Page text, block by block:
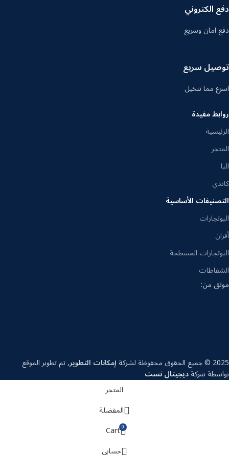
دفع الكتروني
دفع امان وسريع
توصيل سريع
اسرع مما تتخيل
روابط مفيدة
الرئيسية
المتجر
البا
كاندي
التصنيفات الأساسية
البوتجارات
أفران
البوتجازات المسطحة
الشفاطات
موثق من:
2025 © جميع الحقوق محفوظة لشركة إمكانات التطوير, تم تطوير الموقع
بواسطة شركةديجيتال نست
المتجر
المفضلة
0
Cart
حسابي